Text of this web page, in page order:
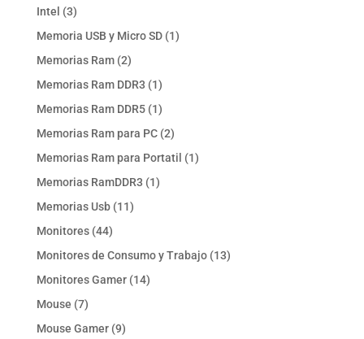
Intel 33
productos
Memoria USB y Micro SD 11
Memorias Ram 22
productos
Memorias Ram DDR3 11
producto
Memorias Ram DDR5 11
producto
Memorias Ram para PC 22
productos
Memorias Ram para Portatil 11
Memorias RamDDR3 11
Memorias Usb 1111
Monitores 4444
productos
Monitores de Consumo y Trabajo 1313
Monitores Gamer 1414
Mouse 77
productos
Mouse Gamer 99